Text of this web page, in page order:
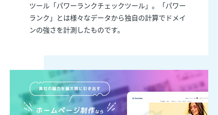
ツール「パワーランクチェックツール」。「パワー
ランク」とは様々なデータから独自の計算でドメイ
ンの強さを計測したものです。